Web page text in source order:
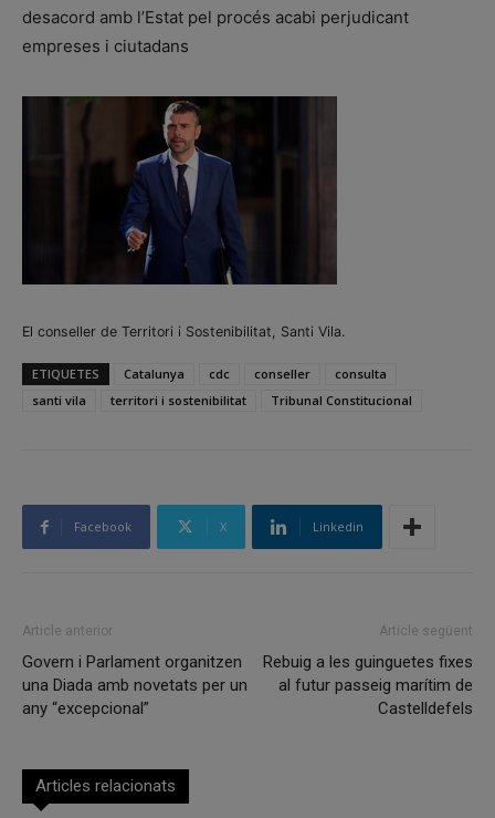
desacord amb l’Estat pel procés acabi perjudicant
empreses i ciutadans
El conseller de Territori i Sostenibilitat, Santi Vila.
ETIQUETES Catalunya cdc conseller
consulta
santi vila
territori i sostenibilitat Tribunal Constitucional
Facebook X Linkedin
Article anterior
Govern i Parlament organitzen
una Diada amb novetats per un
any “excepcional”
Article següent
Rebuig a les guinguetes fixes
al futur passeig marítim de
Castelldefels
Articles relacionats